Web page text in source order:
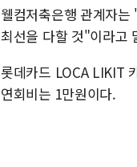
웰컴저축은행 관계자
최선을 다할 것"이라고
롯데카드 LOCA LIKIT
연회비는 1만원이다.